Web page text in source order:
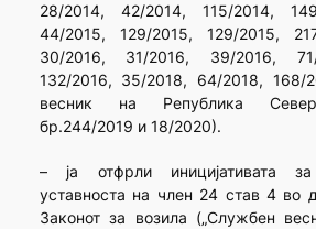
28/2014, 42/2014, 115/2014,
44/2015, 129/2015, 129/2015,
30/2016, 31/2016, 39/2016,
132/2016, 35/2018, 64/2018, 168/
весник на Република
бр.244/2019 и 18/2020).
– ја отфрли иницијативата
уставноста на член 24 став 4 во
Законот за возила („Службен